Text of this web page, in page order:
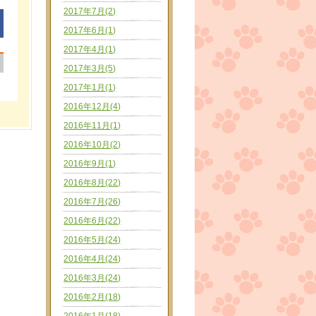
2017年7月(2)
2017年6月(1)
2017年4月(1)
2017年3月(5)
2017年1月(1)
2016年12月(4)
2016年11月(1)
2016年10月(2)
2016年9月(1)
2016年8月(22)
2016年7月(26)
2016年6月(22)
2016年5月(24)
2016年4月(24)
2016年3月(24)
2016年2月(18)